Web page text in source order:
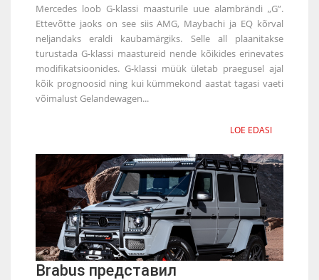
Mercedes loob G-klassi maasturile uue alambrändi „G”.
Ettevõtte jaoks on see siis AMG, Maybachi ja EQ kõrval
neljandaks eraldi kaubamärgiks. Selle all plaanitakse
turustada G-klassi maastureid nende kõikides erinevates
modifikatsioonides. G-klassi müük ületab praegusel ajal
kõik prognoosid ning kui kümmekond aastat tagasi vaeti
võimalust Gelandewagen...
LOE EDASI
Brabus представил